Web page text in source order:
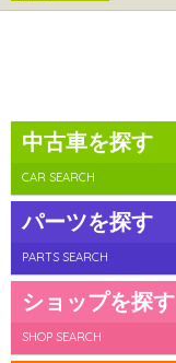
中古車を探す
CAR SEARCH
パーツを探す
PARTS SEARCH
ショップを探す
SHOP SEARCH